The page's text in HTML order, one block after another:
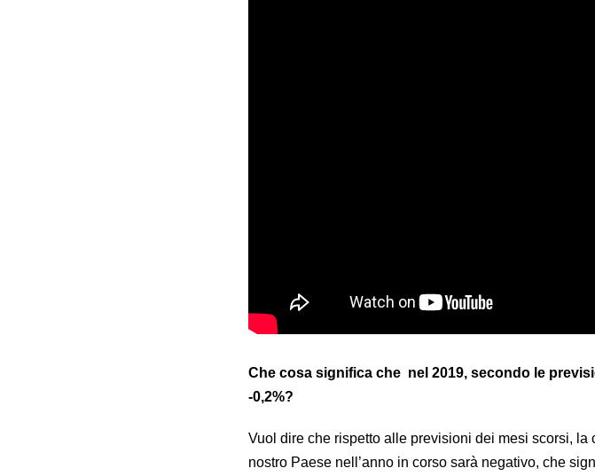
Che cosa significa che nel 2019, secondo le
-0,2%?
Vuol dire che rispetto alle previsioni dei mesi scorsi, la
nostro Paese nell’anno in corso sarà negativo, che